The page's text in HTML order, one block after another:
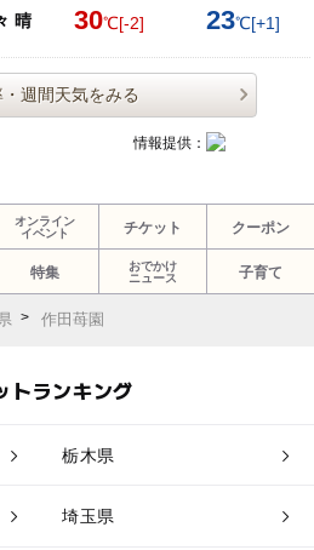
晴
30℃[-2] 23℃[+1]
・週間天気をみる
情報提供：
オンライン
イベント
チケット クーポン
特集
おでかけ
ニュース
子育て
作田苺園
トランキング
栃木県
埼玉県